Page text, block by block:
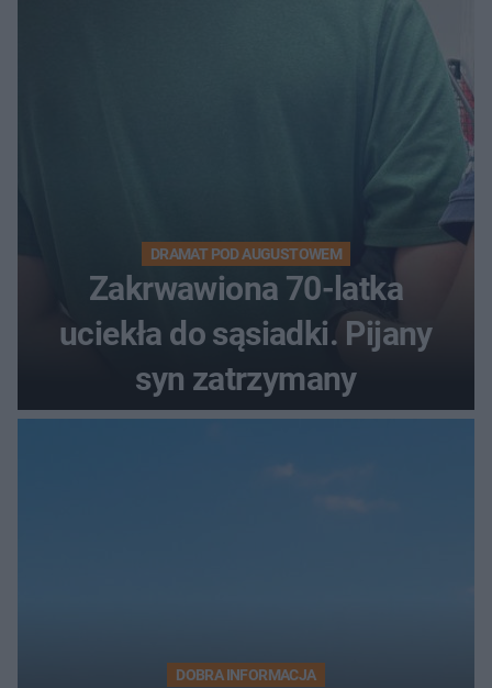
DRAMAT POD AUGUSTOWEM
Zakrwawiona 70-latka
uciekła do sąsiadki. Pijany
syn zatrzymany
DOBRA INFORMACJA